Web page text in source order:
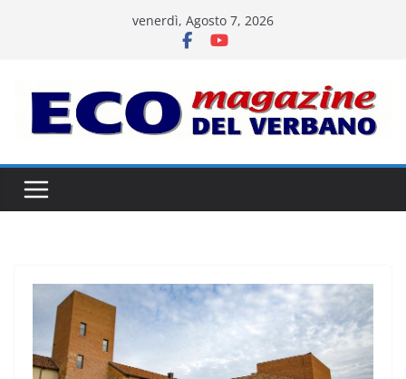
venerdì, Agosto 7, 2026